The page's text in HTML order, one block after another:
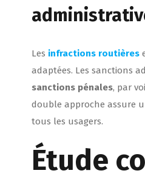
Les infractions routières
adaptées. Les sanctions
sanctions pénales, par
double approche assure
tous les usagers.
Étude